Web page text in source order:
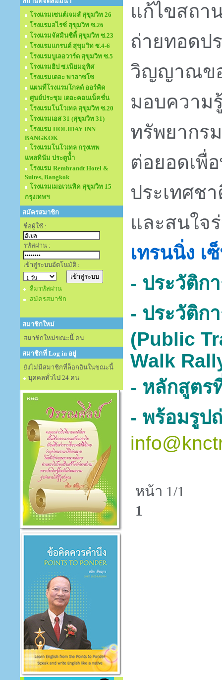
โรงแรมเซนต์เจมส์ สุขุมวิท 26
โรงแรมอไรซ์ สุขุมวิท ซ.26
โรงแรมจัสมินซิตี้ สุขุมวิท ซ.23
โรงแรมแกรนด์ สุขุมวิท ซ.4-6
โรงแรมบูเลอวาร์ด สุขุมวิท ซ.5
โรงแรมฮิป ซ.เนียมอุทิศ
โรงแรมเดอะ พาลาซโซ
แผนที่โรงแรมโกลด์ ออร์คิด
ศูนย์ประชุม เดอะคอนเน็คชั่น
โรงแรมโนโวเทล สุขุมวิท ซ.20
โรงแรมเอส 31 (สุขุมวิท 31)
โรงแรม HOLIDAY INN
BANGKOK
โรงแรมโนโวเทล กรุงเทพ
แพลทินัม ประตูนั้ำ
โรงแรม Rembrandt Hotel &
Suites, Bangkok
โรงแรมเมอเวนพิค สุขุมวิท 15
กรุงเทพฯ
สมัครสมาชิก
ชื่อผู้ใช้ :
รหัสผ่าน :
เข้าสู่ระบบอัตโนมัติ :
ลืมรหัสผ่าน
สมัครสมาชิก
สมาชิกใหม่
สมาชิกใหม่ขณะนี้ คน
สมาชิกที่ Log in อยู่
ยังไม่มีสมาชิกที่ล็อกอินในขณะนี้
บุคคลทั่วไป 24 คน
แก้ไขสถา
ถ่ายทอดป
วิญญาณขอ
มอบความ
ทรัพยากร
ต่อยอดเพื่
ประเทศช
และสนใจ
เทรนนิ่ง เ
- ประวัติก
- ประวัติก
(Public
Walk
- หลักสูต
- พร้อมรูป
หน้า 1/1
1